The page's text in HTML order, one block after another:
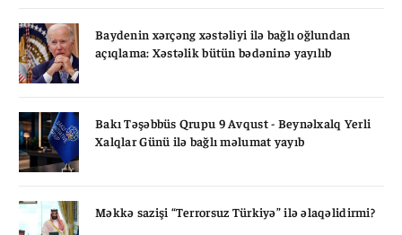
Baydenin xərçəng xəstəliyi ilə bağlı oğlundan
açıqlama: Xəstəlik bütün bədəninə yayılıb
Bakı Təşəbbüs Qrupu 9 Avqust - Beynəlxalq Yerli
Xalqlar Günü ilə bağlı məlumat yayıb
Məkkə sazişi “Terrorsuz Türkiyə” ilə əlaqəlidirmi?